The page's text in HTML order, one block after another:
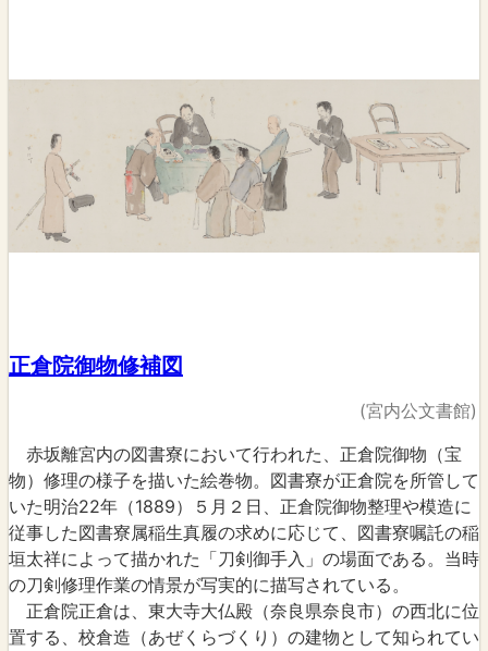
正倉院御物修補図
(宮内公文書館)
赤坂離宮内の図書寮において行われた、正倉院御物（宝
物）修理の様子を描いた絵巻物。図書寮が正倉院を所管して
いた明治22年（1889）５月２日、正倉院御物整理や模造に
従事した図書寮属稲生真履の求めに応じて、図書寮嘱託の稲
垣太祥によって描かれた「刀剣御手入」の場面である。当時
の刀剣修理作業の情景が写実的に描写されている。
正倉院正倉は、東大寺大仏殿（奈良県奈良市）の西北に位
置する、校倉造（あぜくらづくり）の建物として知られてい